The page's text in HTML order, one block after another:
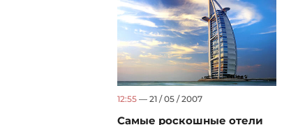
12:55 — 21 / 05 / 2007
Самые роскошные отели